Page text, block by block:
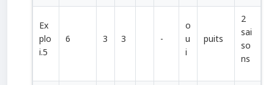
Ex
plo
i.5
6 3 3 -
o
u
i
puits
2
sai
so
ns